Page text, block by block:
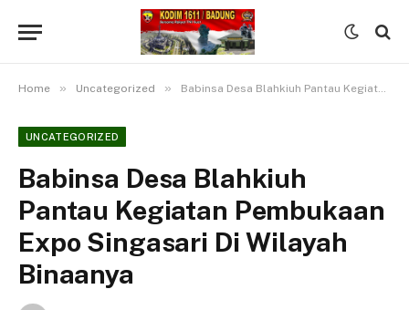
Home » Uncategorized » Babinsa Desa Blahkiuh Pantau Kegiatan Pembukaan Expo Singasari Di Wilayah Binaanya
UNCATEGORIZED
Babinsa Desa Blahkiuh
Pantau Kegiatan Pembukaan
Expo Singasari Di Wilayah
Binaanya